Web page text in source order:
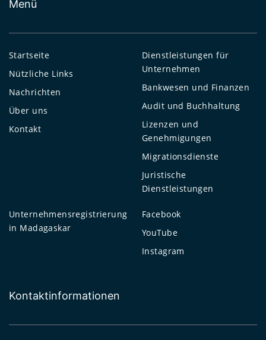
Menü
Startseite
Nützliche Links
Nachrichten
Über uns
Kontakt
Dienstleistungen für
Unternehmen
Bankwesen und Finanzen
Audit und Buchhaltung
Lizenzen und
Genehmigungen
Migrationsdienste
Juristische
Dienstleistungen
Unternehmensregistrierung
in Madagaskar
Facebook
YouTube
Instagram
Kontaktinformationen